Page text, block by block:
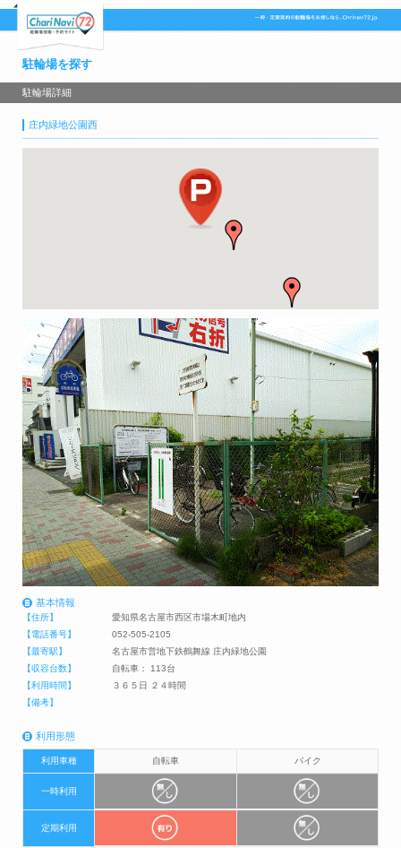
駐輪場を探す
駐輪場詳細
庄内緑地公園西
基本情報
【住所】
愛知県名古屋市西区市場木町地内
【電話番号】
052-505-2105
【最寄駅】
名古屋市営地下鉄鶴舞線 庄内緑地公園
【収容台数】
自転車： 113台
【利用時間】
３６５日 ２４時間
【備考】
利用形態
利用車種 自転車 バイク
一時利用
定期利用